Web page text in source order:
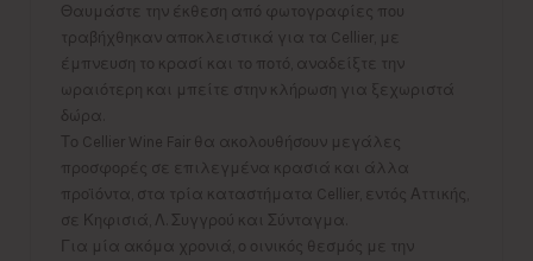
Θαυμάστε την έκθεση από φωτογραφίες που
τραβήχθηκαν αποκλειστικά για τα Cellier, με
έμπνευση το κρασί και το ποτό, αναδείξτε την
ωραιότερη και μπείτε στην κλήρωση για ξεχωριστά
δώρα.
Το Cellier Wine Fair θα ακολουθήσουν μεγάλες
προσφορές σε επιλεγμένα κρασιά και άλλα
προϊόντα, στα τρία καταστήματα Cellier, εντός Αττικής,
σε Κηφισιά, Λ. Συγγρού και Σύνταγμα.
Για μία ακόμα χρονιά, ο οινικός θεσμός με την